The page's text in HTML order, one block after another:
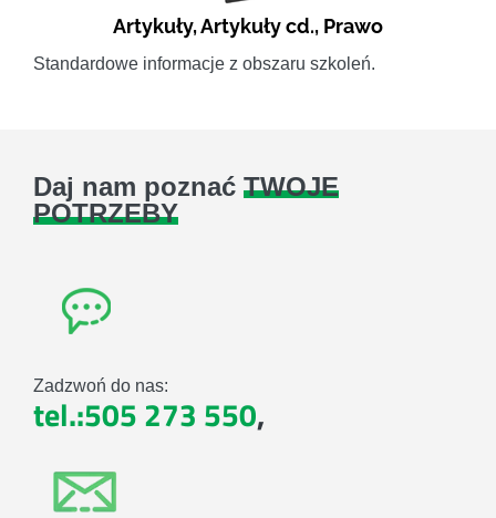
Artykuły,Artykuły cd., Prawo
Standardowe informacje z obszaru szkoleń.
Daj nam poznać TWOJE
POTRZEBY
Zadzwoń do nas:
tel.:505 273 550,